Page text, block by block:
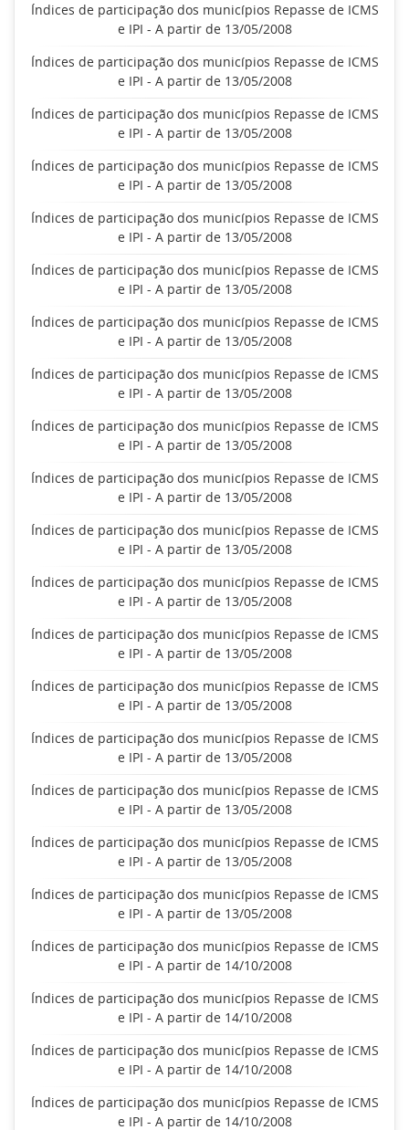
Índices de participação dos municípios Repasse de ICMS
e IPI - A partir de 13/05/2008
Índices de participação dos municípios Repasse de ICMS
e IPI - A partir de 13/05/2008
Índices de participação dos municípios Repasse de ICMS
e IPI - A partir de 13/05/2008
Índices de participação dos municípios Repasse de ICMS
e IPI - A partir de 13/05/2008
Índices de participação dos municípios Repasse de ICMS
e IPI - A partir de 13/05/2008
Índices de participação dos municípios Repasse de ICMS
e IPI - A partir de 13/05/2008
Índices de participação dos municípios Repasse de ICMS
e IPI - A partir de 13/05/2008
Índices de participação dos municípios Repasse de ICMS
e IPI - A partir de 13/05/2008
Índices de participação dos municípios Repasse de ICMS
e IPI - A partir de 13/05/2008
Índices de participação dos municípios Repasse de ICMS
e IPI - A partir de 13/05/2008
Índices de participação dos municípios Repasse de ICMS
e IPI - A partir de 13/05/2008
Índices de participação dos municípios Repasse de ICMS
e IPI - A partir de 13/05/2008
Índices de participação dos municípios Repasse de ICMS
e IPI - A partir de 13/05/2008
Índices de participação dos municípios Repasse de ICMS
e IPI - A partir de 13/05/2008
Índices de participação dos municípios Repasse de ICMS
e IPI - A partir de 13/05/2008
Índices de participação dos municípios Repasse de ICMS
e IPI - A partir de 13/05/2008
Índices de participação dos municípios Repasse de ICMS
e IPI - A partir de 13/05/2008
Índices de participação dos municípios Repasse de ICMS
e IPI - A partir de 13/05/2008
Índices de participação dos municípios Repasse de ICMS
e IPI - A partir de 14/10/2008
Índices de participação dos municípios Repasse de ICMS
e IPI - A partir de 14/10/2008
Índices de participação dos municípios Repasse de ICMS
e IPI - A partir de 14/10/2008
Índices de participação dos municípios Repasse de ICMS
e IPI - A partir de 14/10/2008